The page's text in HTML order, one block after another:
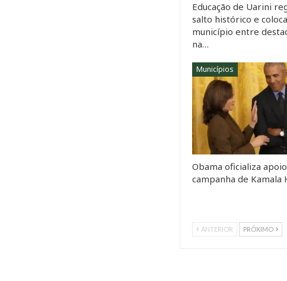
Educação de Uarini
salto histórico e coloca
município entre
na…
Municípios
Obama oficializa
campanha de Kamala
ANTERIOR PRÓXIMO